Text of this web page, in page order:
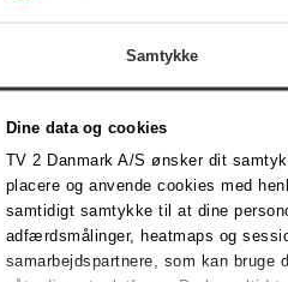
Samtykke
Dine data og cookies
TV 2 Danmark A/S ønsker dit
placere og anvende cookies med
samtidigt samtykke til at dine
adfærdsmålinger, heatmaps og
samarbejdspartnere, som kan